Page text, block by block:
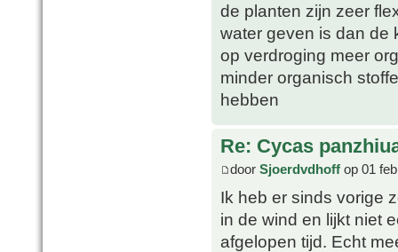
de planten zijn zeer
water geven is dan de
op verdroging meer
minder organisch
hebben
Re: Cycas
door Sjoerdvdhoff op 01
Ik heb er sinds vorige
in de wind en lijkt niet
afgelopen tijd. Echt